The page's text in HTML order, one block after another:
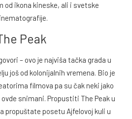
od ikona kineske, ali i svetske
Peak
– ovo je najviša tačka grada u
još od kolonijalnih vremena. Bio je
filmova pa su čak neki jako
snimani. Propustiti The Peak u
propuštate posetu Ajfelovoj kuli u